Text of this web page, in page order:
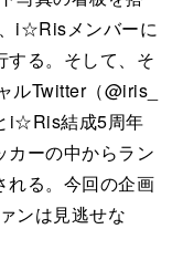
i☆Risメンバーに
する。そして、そ
Twitter（@iris_
i☆Ris結成5周年
カーの中からラン
れる。今回の企画
ンは見逃せな